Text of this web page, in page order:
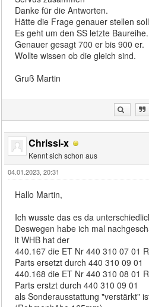
Danke für die Antworten.
Hätte die Frage genauer stellen
Es geht um den SS letzte Baureihe.
Genauer gesagt 700 er bis 900 er.
Wollte wissen ob die gleich sind.
Gruß Martin
Chrissi-x
Kennt sich schon aus
04.01.2023, 20:31
Hallo Martin,
Ich wusste das es da
Deswegen habe ich mal
lt WHB hat der
440.167 die ET Nr 440 310 07 01
Parts ersetzt durch 440 310 09 01
440.168 die ET Nr 440 310 08 01
Parts erstzt durch 440 310 09 01
als Sonderausstattung "verstärkt"